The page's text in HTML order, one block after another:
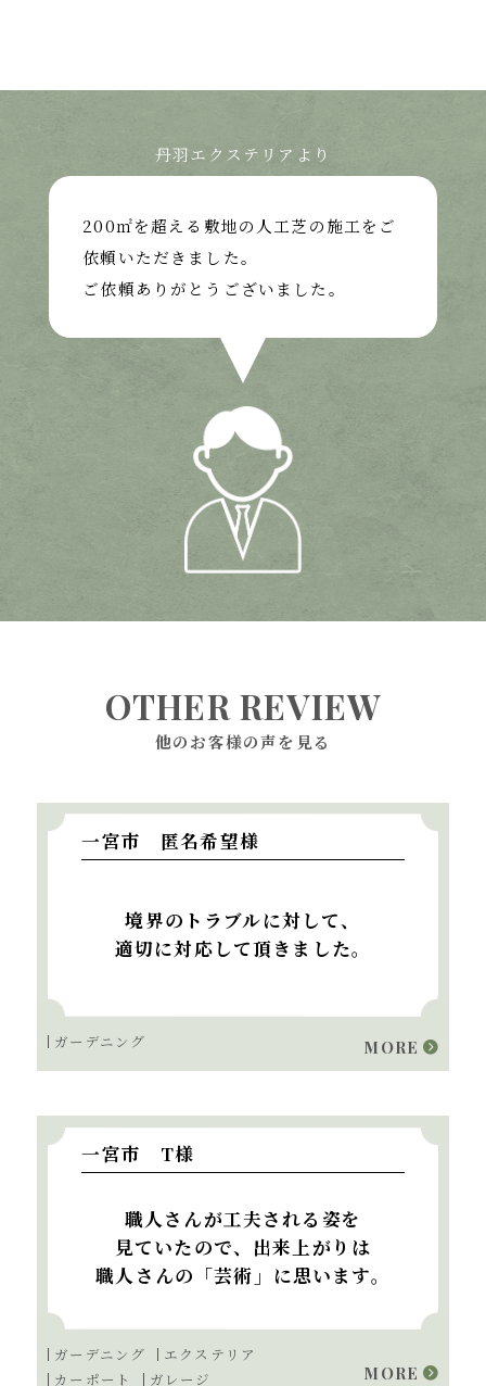
丹羽エクステリアより
200㎡を超える敷地の人工芝の施工をご
依頼いただきました。
ご依頼ありがとうございました。
OTHER REVIEW
他のお客様の声を見る
一宮市 匿名希望様
境界のトラブルに対して、
適切に対応して頂きました。
ガーデニング MORE
一宮市 T様
職人さんが工夫される姿を
見ていたので、出来上がりは
職人さんの「芸術」に思います。
ガーデニング
エクステリア
カーポート
ガレージ MORE